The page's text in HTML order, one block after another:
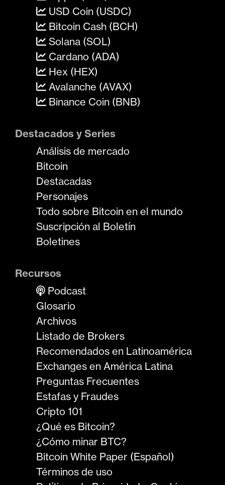
USD Coin (USDC)
Bitcoin Cash (BCH)
Solana (SOL)
Cardano (ADA)
Hex (HEX)
Avalanche (AVAX)
Binance Coin (BNB)
Destacados y Series
Análisis de mercado
Bitcoin
Destacadas
Personajes
Todo sobre Bitcoin en el mundo
Suscripción al Boletín
Boletines
Recursos
Podcast
Glosario
Archivos
Listado de Brokers
Recomendados en Latinoamérica
Exchanges en América Latina
Preguntas Frecuentes
Estafas y Fraudes
Cripto 101
¿Qué es Bitcoin?
¿Cómo minar BTC?
Bitcoin White Paper (Español)
Términos de uso